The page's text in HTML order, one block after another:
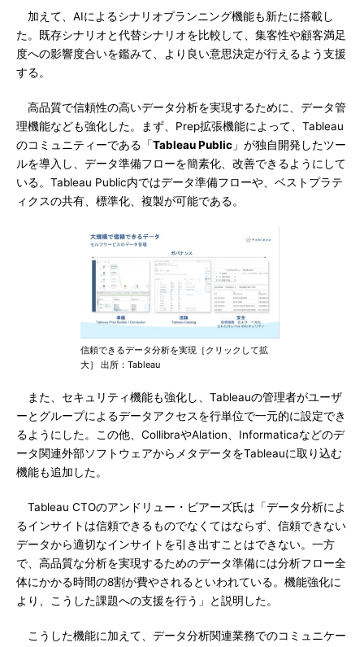
加えて、AIによるシナリオプランニング機能も新たに搭載し
た。既存シナリオと代替シナリオを比較して、集客性や顧客満足
度への影響度合いを鑑みて、より良い意思決定が行えるよう支援
する。
高品質で信頼性の高いデータ分析を実現するために、データ管
理機能なども強化した。まず、Prep拡張機能によって、Tableau
のコミュニティーである「Tableau Public 」が独自開発したツー
ルを導入し、データ準備フローを簡素化、改善できるようにして
いる。Tableau Public内ではデータ準備フローや、ベストプラテ
ィクスの共有、標準化、複製が可能である。
信頼できるデータ分析を実現［クリックして拡
大］ 出所：Tableau
また、セキュリティ機能も強化し、Tableauの管理者がユーザ
ーとグループによるデータアクセスを行単位で一元的に設定でき
るようにした。この他、CollibraやAlation、Informaticaなどのデ
ータ関連外部ソフトウェアからメタデータをTableauに取り込む
機能も追加した。
Tableau CTOのアンドリュー・ビアーズ氏は「データ分析によ
るインサイトは信頼できるものでなくてはならず、信頼できない
データから適切なインサイトを引き出すことはできない。一方
で、高品質な分析を実現するためのデータ準備には分析フロー全
体にかかる時間の8割が費やされるといわれている。機能強化に
より、こうした課題への支援を行う」と説明した。
こうした機能に加えて、データ分析関連業務でのコミュニケー